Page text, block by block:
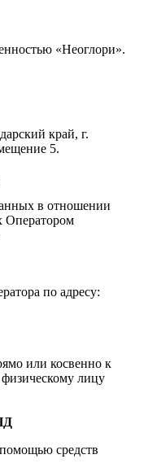
«Неоглори».
край, г.
5.
в отношении
Оператором
по адресу:
или косвенно к
лицу
средств